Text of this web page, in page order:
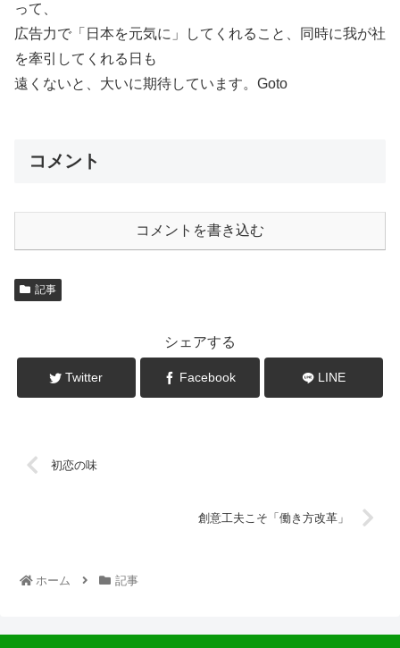
って、
広告力で「日本を元気に」してくれること、同時に我が社
を牽引してくれる日も
遠くないと、大いに期待しています。Goto
コメント
コメントを書き込む
記事
シェアする
Twitter Facebook LINE
初恋の味
創意工夫こそ「働き方改革」
ホーム 記事